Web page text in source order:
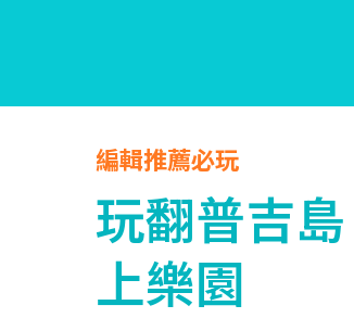
編輯推薦必玩
玩翻普吉
上樂園